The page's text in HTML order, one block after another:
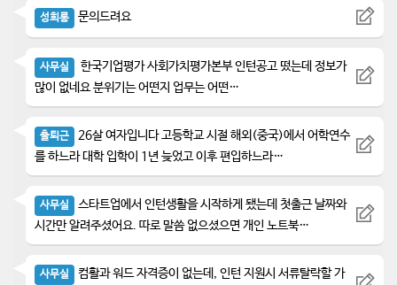
성희롱 문의드려요
사무실
한국기업평가 사회가치평가본부 인턴공고 떴는데 정보가
많이 없네요 분위기는 어떤지 업무는 어떤…
출퇴근
26살 여자입니다 고등학교 시절 해외(중국)에서 어학연수
를 하느라 대학 입학이 1년 늦었고 이후 편입하느라…
사무실
스타트업에서 인턴생활을 시작하게 됐는데 첫출근 날짜와
시간만 알려주셨어요. 따로 말씀 없으셨으면 개인 노트북…
사무실
컴활과 워드 자격증이 없는데, 인턴 지원시 서류탈락할 가